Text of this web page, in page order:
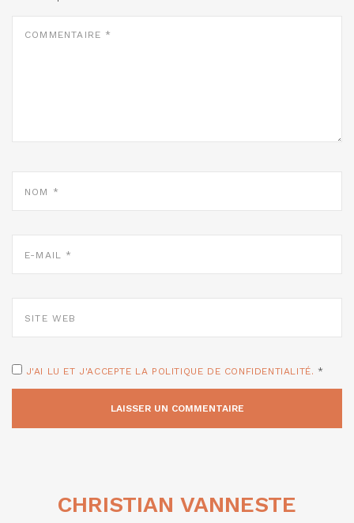
MAIL
WEB
J'AI LU ET J'ACCEPTE LA POLITIQUE DE CONFIDENTIALITÉ. *
CHRISTIAN VANNESTE